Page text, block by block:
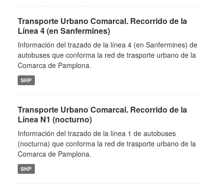
Transporte Urbano Comarcal. Recorrido de la
Línea 4 (en Sanfermines)
Información del trazado de la línea 4 (en Sanfermines) de
autobuses que conforma la red de trasporte urbano de la
Comarca de Pamplona.
SHP
Transporte Urbano Comarcal. Recorrido de la
Línea N1 (nocturno)
Información del trazado de la línea 1 de autobuses
(nocturna) que conforma la red de trasporte urbano de la
Comarca de Pamplona.
SHP